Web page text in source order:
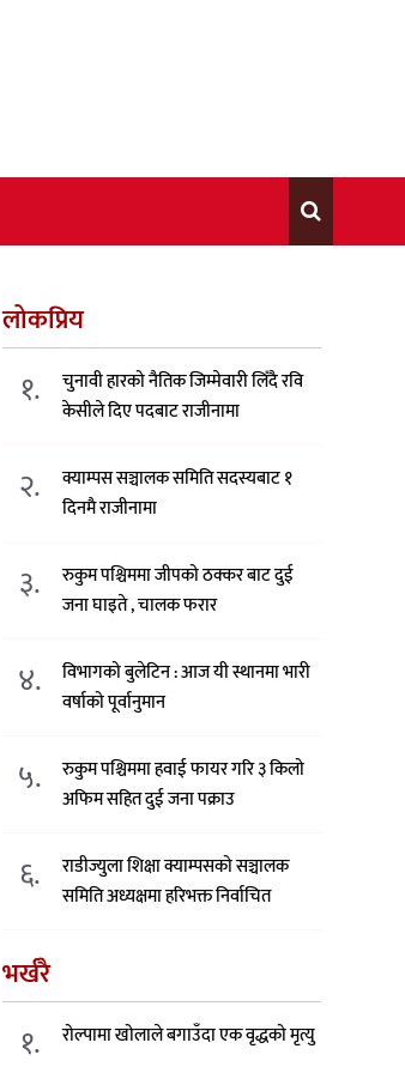
लोकप्रिय
१.
चुनावी हारको नैतिक जिम्मेवारी लिँदै रवि
केसीले दिए पदबाट राजीनामा
२.
क्याम्पस सञ्चालक समिति सदस्यबाट १
दिनमै राजीनामा
३.
रुकुम पश्चिममा जीपको ठक्कर बाट दुई
जना घाइते , चालक फरार
४.
विभागको बुलेटिन : आज यी स्थानमा भारी
वर्षाको पूर्वानुमान
५.
रुकुम पश्चिममा हवाई फायर गरि ३ किलो
अफिम सहित दुई जना पक्राउ
६.
राडीज्युला शिक्षा क्याम्पसको सञ्चालक
समिति अध्यक्षमा हरिभक्त निर्वाचित
भर्खरै
१. रोल्पामा खोलाले बगाउँदा एक वृद्धको मृत्यु